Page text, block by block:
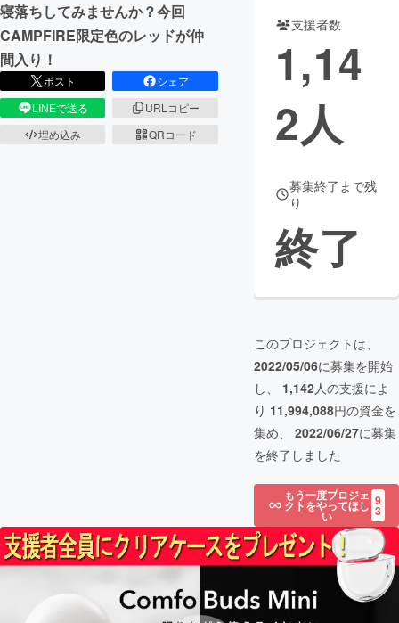
寝落ちしてみませんか？今回
CAMPFIRE限定色のレッドが仲
間入り！
ポスト
シェア
LINEで送る
URLコピー
埋め込み
QRコード
支援者数
1,14
2人
募集終了まで残
り
終了
このプロジェクトは、
2022/05/06に募集を開始
し、 1,142人の支援によ
り 11,994,088円の資金を
集め、 2022/06/27に募集
を終了しました
もう一度プロジェ
クトをやってほし
い
9
3